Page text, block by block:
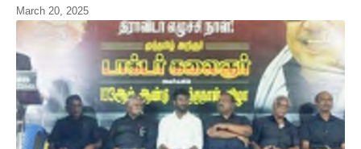
March 20, 2025